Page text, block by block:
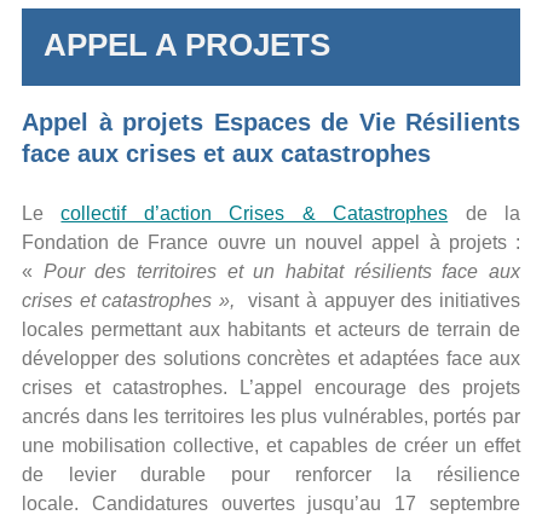
APPEL A PROJETS
Appel à projets Espaces de Vie Résilients
face aux crises et aux catastrophes
Lecollectif d’action Crises & Catastrophes de la
Fondation de France ouvre un nouvel appel à projets :
« Pour des territoires et un habitat résilients face aux
crises et catastrophes »,visant à appuyer des initiatives
locales permettant aux habitants et acteurs de terrain de
développer des solutions concrètes et adaptées face aux
crises et catastrophes. L’appel encourage des projets
ancrés dans les territoires les plus vulnérables, portés par
une mobilisation collective, et capables de créer un effet
de levier durable pour renforcer la résilience
locale. Candidatures ouvertes jusqu’au 17 septembre